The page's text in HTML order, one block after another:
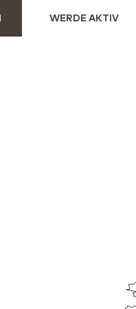
WERDE AKTIV